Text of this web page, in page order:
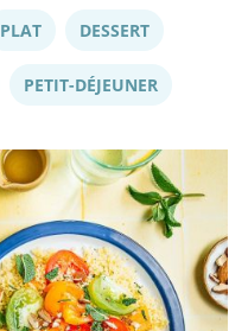
PLAT DESSERT
PETIT-DÉJEUNER